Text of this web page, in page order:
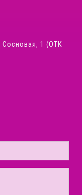
Сосновая, 1 (ОТК